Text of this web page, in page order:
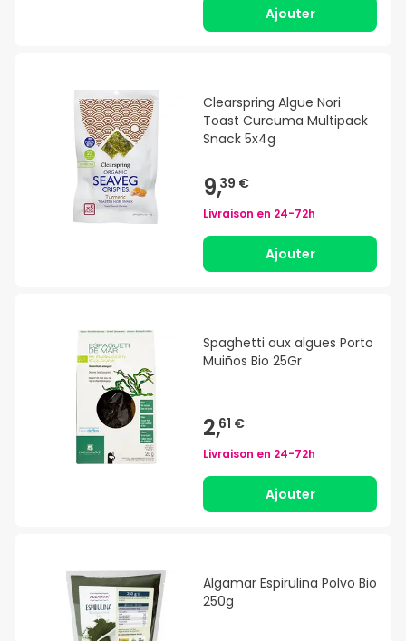
Ajouter
Clearspring Algue Nori
Toast Curcuma Multipack
Snack 5x4g
9,39 €
Livraison en 24-72h
Ajouter
Spaghetti aux algues Porto
Muiños Bio 25Gr
2,61 €
Livraison en 24-72h
Ajouter
Algamar Espirulina Polvo Bio
250g